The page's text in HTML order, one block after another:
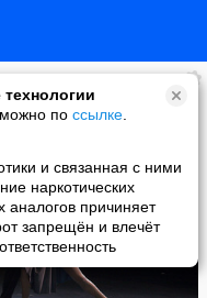
по ссылке
и связанная с ними
наркотических
аналогов причиняет
запрещён и влечёт